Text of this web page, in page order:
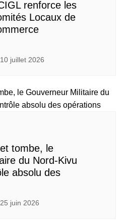
renforce les
Locaux de
10 juillet 2026
tombe, le
du Nord-Kivu
absolu des
25 juin 2026